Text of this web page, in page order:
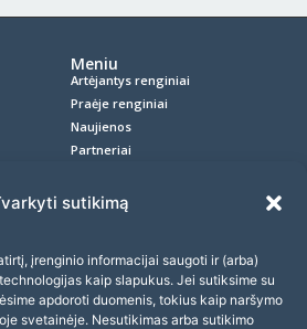
sutikimą
įrenginio informacijai saugoti ir (arba)
kaip slapukus. Jei sutiksime su
apdoroti duomenis, tokius kaip naršymo
svetainėje. Nesutikimas arba sutikimo
Meniu
Artėjantys renginiai
Praėje renginiai
Naujienos
Partneriai
Slapukai
ir nepraleiskite įdomių renginių!